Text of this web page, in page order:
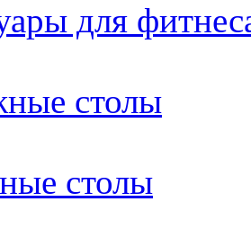
для
столы
столы